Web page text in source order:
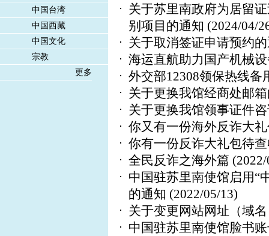
中国台湾
中国西藏
中国文化
宗教
更多
关于苏里南政府为居留
别项目的通知 (2024/04/
关于取消签证申请预约
海运直航助力国产机械
外交部12308领保热线备
关于更换我馆经商处邮
关于更换我馆领事证件
你又有一份海外反诈大
你有一份反诈大礼包待
全民反诈之海外篇
中国驻苏里南使馆启用“
的通知 (2022/05/13)
关于变更网站网址（域
中国驻苏里南使馆脸书